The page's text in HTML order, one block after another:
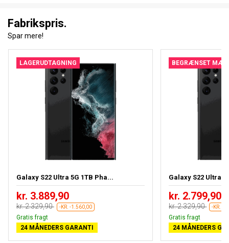
Fabrikspris.
Spar mere!
LAGERUDTAGNING
Galaxy S22 Ultra 5G 1TB Pha...
kr. 3.889,90
kr. 2.329,90 -KR. -1.560,00
Gratis fragt
24 MÅNEDERS GARANTI
BEGRÆNSET
Galaxy S22 Ultra
kr. 2.799,90
kr. 2.329,90 -KR. -
Gratis fragt
24 MÅNEDERS